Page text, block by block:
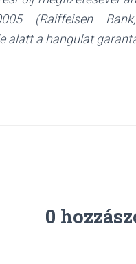
(Raiffeisen
alatt a hangulat
0